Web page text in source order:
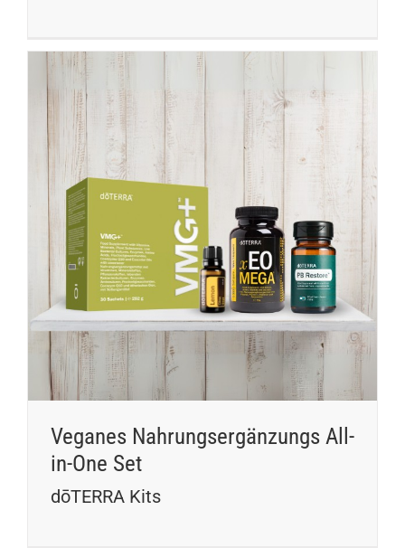
Veganes Nahrungsergänzungs All-
in-One Set
dōTERRA Kits